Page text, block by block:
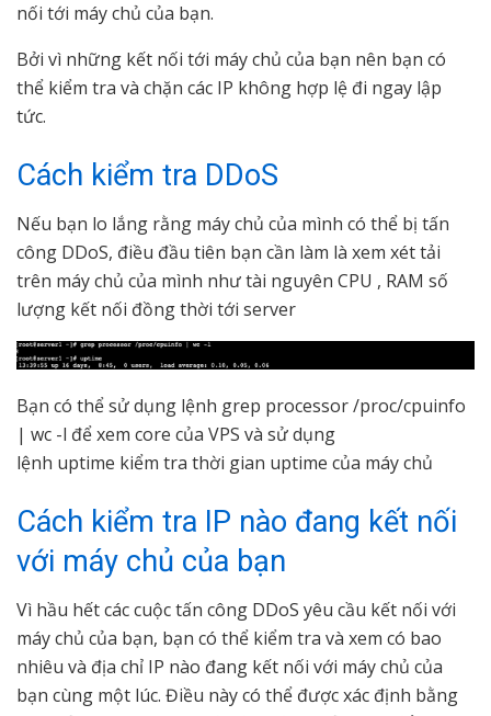
nối tới máy chủ của bạn.
Bởi vì những kết nối tới máy chủ của bạn nên bạn có
thể kiểm tra và chặn các IP không hợp lệ đi ngay lập
tức.
Cách kiểm tra DDoS
Nếu bạn lo lắng rằng máy chủ của mình có thể bị tấn
công DDoS, điều đầu tiên bạn cần làm là xem xét tải
trên máy chủ của mình như tài nguyên CPU , RAM số
lượng kết nối đồng thời tới server
Bạn có thể sử dụng lệnh grep processor /proc/cpuinfo
| wc -l để xem core của VPS và sử dụng
lệnh uptime kiểm tra thời gian uptime của máy chủ
Cách kiểm tra IP nào đang kết nối
với máy chủ của bạn
Vì hầu hết các cuộc tấn công DDoS yêu cầu kết nối với
máy chủ của bạn, bạn có thể kiểm tra và xem có bao
nhiêu và địa chỉ IP nào đang kết nối với máy chủ của
bạn cùng một lúc. Điều này có thể được xác định bằng